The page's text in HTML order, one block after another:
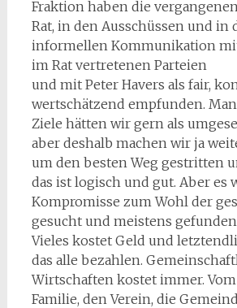
Fraktion haben die
Rat, in den Ausschüssen und in
informellen Kommunikation
im Rat vertretenen Parteien
und mit Peter Havers als fair,
wertschätzend empfunden.
Ziele hätten wir gern als
aber deshalb machen wir ja
um den besten Weg gestritten
das ist logisch und gut. Aber es
Kompromisse zum Wohl der
gesucht und meistens
Vieles kostet Geld und
das alle bezahlen.
Wirtschaften kostet immer.
Familie, den Verein, die